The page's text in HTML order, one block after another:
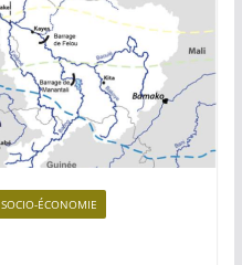
SOCIO-ÉCONOMIE